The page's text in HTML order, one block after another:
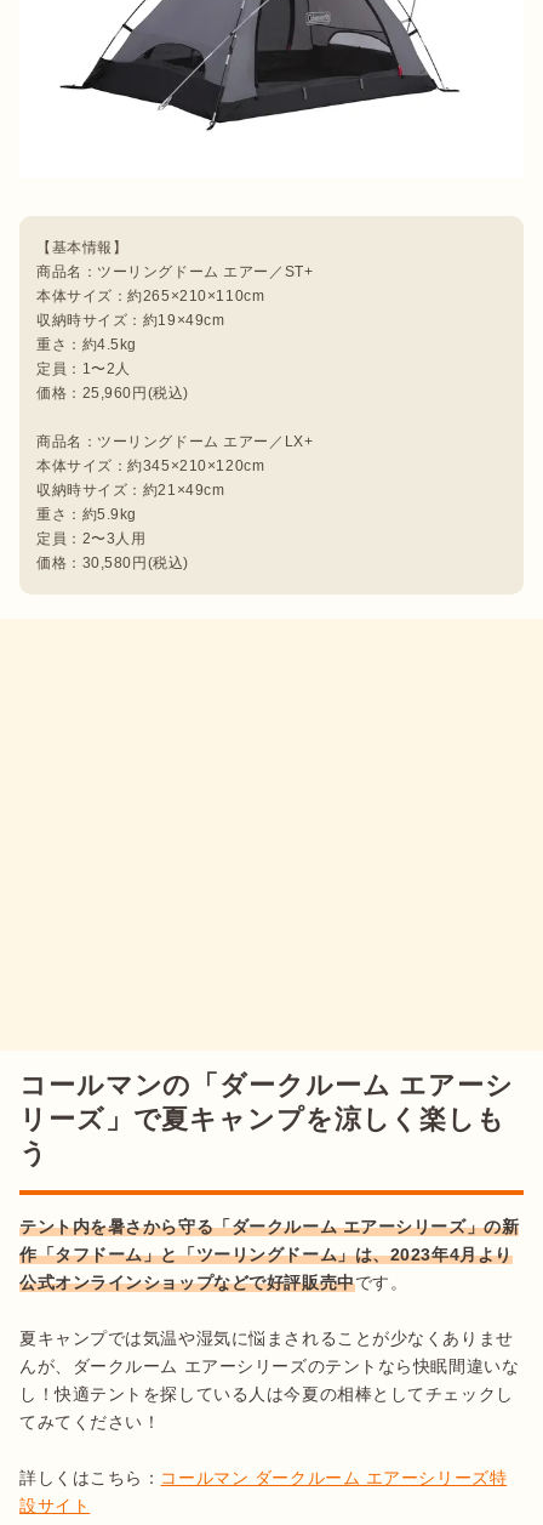
【基本情報】
商品名：ツーリングドーム エアー／ST+
本体サイズ：約265×210×110cm
収納時サイズ：約19×49cm
重さ：約4.5kg
定員：1〜2人
価格：25,960円(税込)
商品名：ツーリングドーム エアー／LX+
本体サイズ：約345×210×120cm
収納時サイズ：約21×49cm
重さ：約5.9kg
定員：2〜3人用
コールマンの「ダークルーム エアーシ
リーズ」で夏キャンプを涼しく楽しも
う
テント内を暑さから守る「ダークルーム エアーシリーズ」の新
作「タフドーム」と「ツーリングドーム」は、2023年4月より
公式オンラインショップなどで好評販売中です。
夏キャンプでは気温や湿気に悩まされることが少なくありませ
んが、ダークルーム エアーシリーズのテントなら快眠間違いな
し！快適テントを探している人は今夏の相棒としてチェックし
てみてください！
詳しくはこちら： コールマン ダークルーム エアーシリーズ特
設サイト